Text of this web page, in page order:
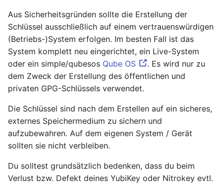
September 2021
August 2021
Juli 2021
April 2021
Februar 2021
Aus Sicherheitsgründen sollte die Erstellung der
Schlüssel ausschließlich auf einem vertrauenswürdigen
(Betriebs-)System erfolgen. Im besten Fall ist das
System komplett neu eingerichtet, ein Live-System
oder ein simple/qubesos Qube OS
. Es wird nur zu
dem Zweck der Erstellung des öffentlichen und
privaten GPG-Schlüssels verwendet.
Die Schlüssel sind nach dem Erstellen auf ein sicheres,
externes Speichermedium zu sichern und
aufzubewahren. Auf dem eigenen System / Gerät
sollten sie nicht verbleiben.
Du solltest grundsätzlich bedenken, dass du beim
Verlust bzw. Defekt deines YubiKey oder Nitrokey evtl.